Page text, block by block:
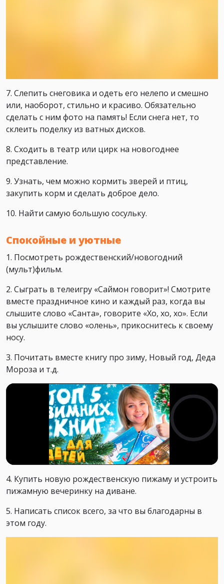
7. Слепить снеговика и одеть его нелепо и смешно
или, наоборот, стильно и красиво. Обязательно
сделать с ним фото на память! Если снега нет, то
склеить поделку из ватных дисков.
8. Сходить в театр или цирк на новогоднее
представление.
9. Узнать, чем можно кормить зверей и птиц,
закупить корм и сделать доброе дело.
10. Найти самую большую сосульку.
Спокойные и уютные
1. Посмотреть рождественский/новогодний
(мульт)фильм.
2. Сыграть в телеигру «Саймон говорит»! Смотрите
вместе праздничное кино и каждый раз, когда вы
слышите слово «Санта», говорите «Хо, хо, хо». Если
вы услышите слово «олень», прикоснитесь к своему
носу.
3. Почитать вместе книгу про зиму, Новый год, Деда
Мороза и т.д.
4. Купить новую рождественскую пижаму и устроить
пижамную вечеринку на диване.
5. Написать список всего, за что вы благодарны в
этом году.